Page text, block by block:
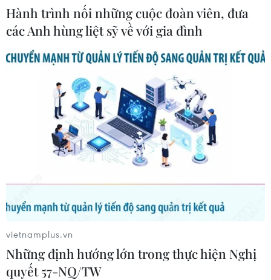
Hành trình nối những cuộc đoàn viên, đưa
các Anh hùng liệt sỹ về với gia đình
vietnamplus.vn
Những định hướng lớn trong thực hiện Nghị
quyết 57-NQ/TW